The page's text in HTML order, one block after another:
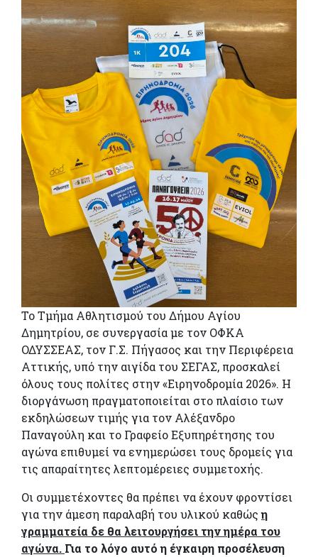
Το Τμήμα Αθλητισμού του Δήμου Αγίου
Δημητρίου, σε συνεργασία με τον ΟΦΚΑ
ΟΔΥΣΣΕΑΣ, τον Γ.Σ. Πήγασος και την Περιφέρεια
Αττικής, υπό την αιγίδα του ΣΕΓΑΣ, προσκαλεί
όλους τους πολίτες στην «Ειρηνοδρομία 2026». Η
διοργάνωση πραγματοποιείται στο πλαίσιο των
εκδηλώσεων τιμής για τον Αλέξανδρο
Παναγούλη και το Γραφείο Εξυπηρέτησης του
αγώνα επιθυμεί να ενημερώσει τους δρομείς για
τις απαραίτητες λεπτομέρειες συμμετοχής.
Οι συμμετέχοντες θα πρέπει να έχουν φροντίσει
για την άμεση παραλαβή του υλικού καθώςη
γραμματεία δε θα λειτουργήσει την ημέρα του
αγώνα. Για το λόγο αυτό η έγκαιρη προσέλευση